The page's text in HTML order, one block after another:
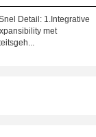
Detail: 1.Integrative
met